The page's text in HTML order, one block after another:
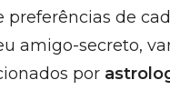
preferências de
amigo-secreto,
por